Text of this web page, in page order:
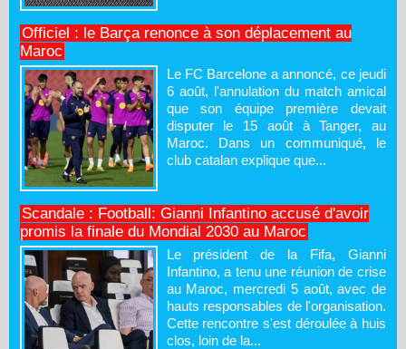
Officiel : le Barça renonce à son déplacement au
Maroc
Le FC Barcelone a annoncé, ce jeudi
6 août, l'annulation du match amical
que son équipe première devait
disputer le 15 août à Tanger, au
Maroc. Dans un communiqué, le
club catalan explique que...
Scandale : Football: Gianni Infantino accusé d'avoir
promis la finale du Mondial 2030 au Maroc
Le président de la Fifa, Gianni
Infantino, a tenu une réunion de crise
au Maroc, mercredi 5 août, avec de
hauts responsables de l'organisation.
Cette rencontre s'est déroulée à huis
clos, loin de la...